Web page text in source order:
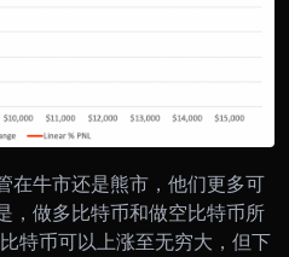
在牛市还是熊市，他们更多可
，做多比特币和做空比特币所
特币可以上涨至无穷大，但下